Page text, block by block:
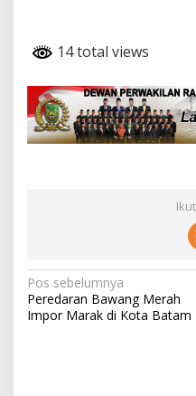
14 total views
N
a
Pos sebelumnya
Peredaran Bawang Merah
Impor Marak di Kota Batam